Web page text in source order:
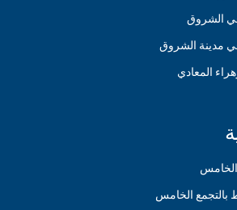
في الشروق
مدينة الشروق
المعادي
الخامس
بالتجمع الخامس